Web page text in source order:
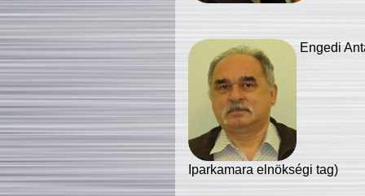
Engedi
Iparkamara elnökségi tag)